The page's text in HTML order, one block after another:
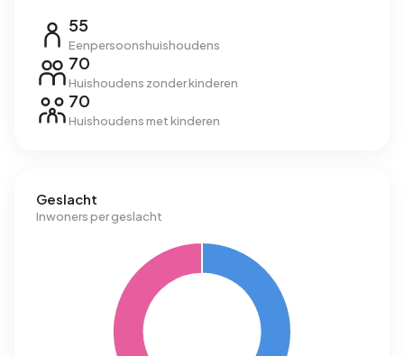
55
Eenpersoonshuishoudens
70
Huishoudens zonder kinderen
70
Huishoudens met kinderen
Geslacht
Inwoners per geslacht